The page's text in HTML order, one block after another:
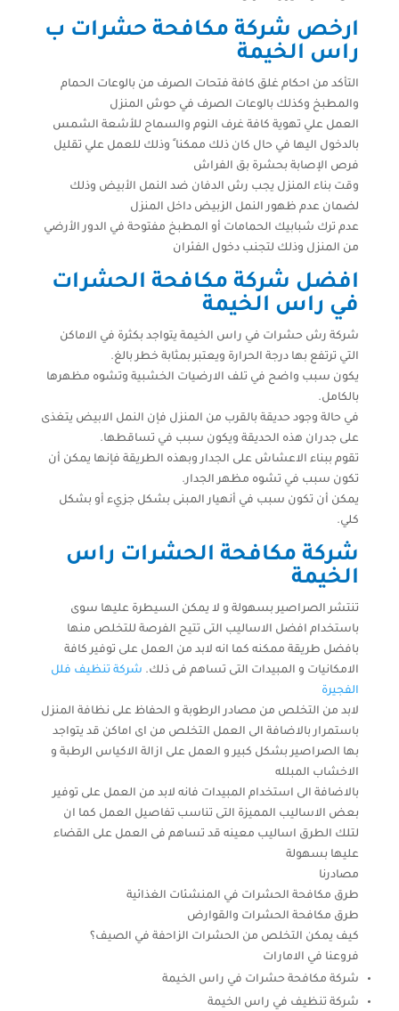
ارخص شركة مكافحة حشرات ب
راس الخيمة
التأكد من احكام غلق كافة فتحات الصرف من بالوعات الحمام
والمطبخ وكذلك بالوعات الصرف في حوش المنزل
العمل علي تهوية كافة غرف النوم والسماح للأشعة الشمس
بالدخول اليها في حال كان ذلك ممكنا ً وذلك للعمل علي تقليل
فرص الإصابة بحشرة بق الفراش
وقت بناء المنزل يجب رش الدفان ضد النمل الأبيض وذلك
لضمان عدم ظهور النمل الزبيض داخل المنزل
عدم ترك شبابيك الحمامات أو المطبخ مفتوحة في الدور الأرضي
من المنزل وذلك لتجنب دخول الفئران
افضل شركة مكافحة الحشرات
في راس الخيمة
شركة رش حشرات في راس الخيمة يتواجد بكثرة في الاماكن
التي ترتفع بها درجة الحرارة ويعتبر بمثابة خطر بالغ.
يكون سبب واضح في تلف الارضيات الخشبية وتشوه مظهرها
بالكامل.
في حالة وجود حديقة بالقرب من المنزل فإن النمل الابيض يتغذى
على جدران هذه الحديقة ويكون سبب في تساقطها.
تقوم ببناء الاعشاش على الجدار وبهذه الطريقة فإنها يمكن أن
تكون سبب في تشوه مظهر الجدار.
يمكن أن تكون سبب في أنهيار المبنى بشكل جزيء أو بشكل
كلي.
شركة مكافحة الحشرات راس
الخيمة
تنتشر الصراصير بسهولة و لا يمكن السيطرة عليها سوى
باستخدام افضل الاساليب التى تتيح الفرصة للتخلص منها
بافضل طريقة ممكنه كما انه لابد من العمل على توفير كافة
الامكانيات و المبيدات التى تساهم فى ذلك. شركة تنظيف فلل
الفجيرة
لابد من التخلص من مصادر الرطوبة و الحفاظ على نظافة المنزل
باستمرار بالاضافة الى العمل التخلص من اى اماكن قد يتواجد
بها الصراصير بشكل كبير و العمل على ازالة الاكياس الرطبة و
الاخشاب المبلله
بالاضافة الى استخدام المبيدات فانه لابد من العمل على توفير
بعض الاساليب المميزة التى تناسب تفاصيل العمل كما ان
لتلك الطرق اساليب معينه قد تساهم فى العمل على القضاء
عليها بسهولة
مصادرنا
طرق مكافحة الحشرات في المنشئات الغذائية
طرق مكافحة الحشرات والقوارض
كيف يمكن التخلص من الحشرات الزاحفة في الصيف؟
فروعنا في الامارات
شركة مكافحة حشرات في راس الخيمة
شركة تنظيف في راس الخيمة